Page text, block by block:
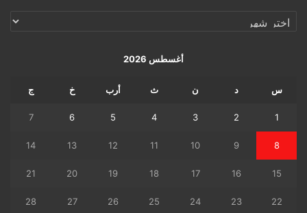
الإرشيف
أغسطس 2026
س د ن ث أرب خ ج
1
2
3
4
5
6
7
8
9
10
11
12
13
14
15
16
17
18
19
20
21
22
23
24
25
26
27
28